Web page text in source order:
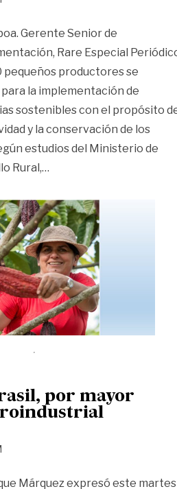
Gerente Senior de
Rare Especial
pequeños productores se
la implementación de
sostenibles con el propósito
y la conservación de los
estudios del Ministerio de
Rural,…
por mayor
Márquez expresó este martes